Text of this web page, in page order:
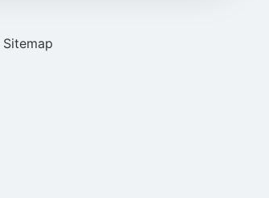
Sitemap